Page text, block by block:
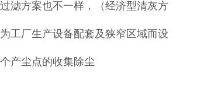
滤方案也不一样，（经济型清灰方
工厂生产设备配套及狭窄区域而设
产尘点的收集除尘